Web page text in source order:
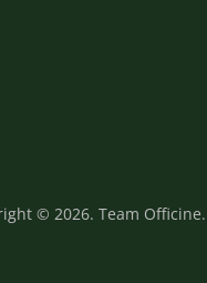
© 2026. Team